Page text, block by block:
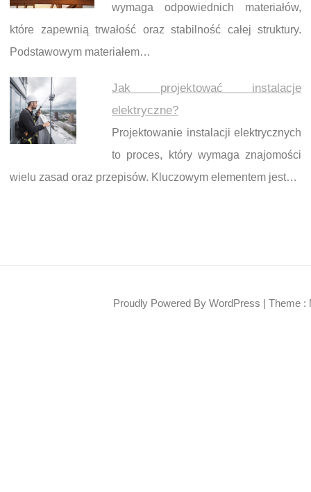
wymaga odpowiednich materiałów,
które zapewnią trwałość oraz stabilność całej struktury.
Podstawowym materiałem…
Jak projektować instalacje
elektryczne?
Projektowanie instalacji elektrycznych
to proces, który wymaga znajomości
wielu zasad oraz przepisów. Kluczowym elementem jest…
Proudly Powered By WordPress | Theme :